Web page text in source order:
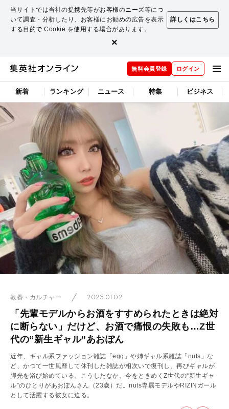
当サイトでは当社の提携先等がお客様のニーズ等につ
いて調査・分析したり、お客様にお勧めの広告を表示
する目的で Cookie を使用する場合があります。
詳しくはこちら
×
無料会員登録 ログイン
新着 ランキング ニュース 特集 ビジネス
教養・カルチャー 2023.01.02
「先輩モデルからお酒をすすめられたときは絶対
に断らない」だけど、お酒で痛恨の失敗も…Z世
代の“新生ギャル”あおぽん
近年、ギャル系ファッション雑誌「egg」や姉ギャル系雑誌「nuts」な
ど、かつて一世風靡して休刊した雑誌が相次いで復刊し、再びギャルが
脚光を浴び始めている。こうしたなか、今をときめくZ世代の“新生ギャ
ル”のひとりがあおぽんさん（23歳）だ。nuts専属モデルやRIZINガール
として活躍する彼女に迫る。